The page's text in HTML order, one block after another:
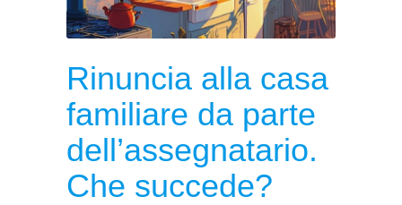
Rinuncia alla casa
familiare da parte
dell’assegnatario.
Che succede?